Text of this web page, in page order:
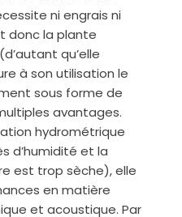
ni engrais ni
donc la plante
qu’elle
à son utilisation le
sous forme de
avantages.
hydrométrique
d’humidité et la
est trop sèche), elle
en matière
et acoustique. Par